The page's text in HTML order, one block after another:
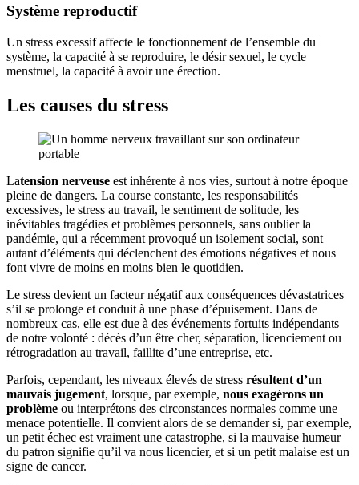
Système reproductif
Un stress excessif affecte le fonctionnement de l’ensemble du
système, la capacité à se reproduire, le désir sexuel, le cycle
menstruel, la capacité à avoir une érection.
Les causes du stress
Latension nerveuse est inhérente à nos vies, surtout à notre époque
pleine de dangers. La course constante, les responsabilités
excessives, le stress au travail, le sentiment de solitude, les
inévitables tragédies et problèmes personnels, sans oublier la
pandémie, qui a récemment provoqué un isolement social, sont
autant d’éléments qui déclenchent des émotions négatives et nous
font vivre de moins en moins bien le quotidien.
Le stress devient un facteur négatif aux conséquences dévastatrices
s’il se prolonge et conduit à une phase d’épuisement. Dans de
nombreux cas, elle est due à des événements fortuits indépendants
de notre volonté : décès d’un être cher, séparation, licenciement ou
rétrogradation au travail, faillite d’une entreprise, etc.
Parfois, cependant, les niveaux élevés de stress résultent d’un
mauvais jugement, lorsque, par exemple, nous exagérons un
problème ou interprétons des circonstances normales comme une
menace potentielle. Il convient alors de se demander si, par exemple,
un petit échec est vraiment une catastrophe, si la mauvaise humeur
du patron signifie qu’il va nous licencier, et si un petit malaise est un
signe de cancer.